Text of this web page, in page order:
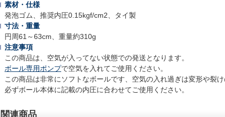
素材・仕様
発泡ゴム、推奨内圧0.15kgf/cm2、タイ製
寸法・重量
円周61～63cm、重量約310g
注意事項
この商品は、空気が入ってない状態での発送となります。
ボール専用ポンプで空気を入れてご使用ください。
この商品は非常にソフトなボールです、空気の入れ過ぎは変形や裂
必ずボール本体に記載の内圧に合わせてご使用ください。
関連商品